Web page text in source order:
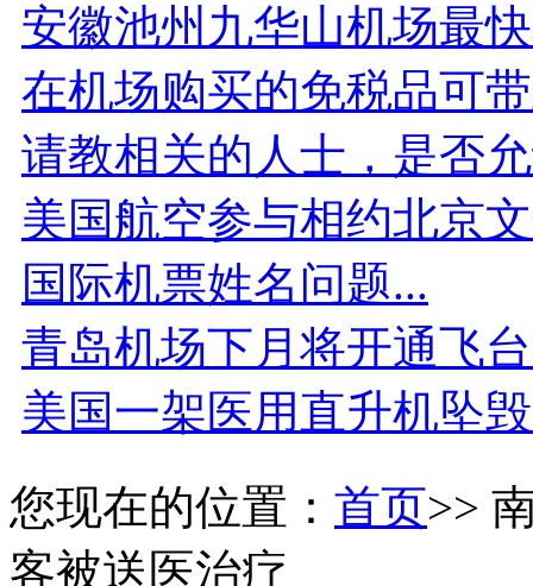
安徽池州九华山机场最
在机场购买的免税品可
请教相关的人士，是否
美国航空参与相约北京
国际机票姓名问题...
青岛机场下月将开通飞
美国一架医用直升机坠
您现在的位置： 首页>>
客被送医治疗